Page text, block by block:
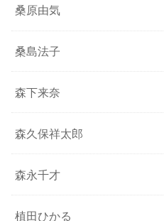
桑原由気
桑島法子
森下来奈
森久保祥太郎
森永千才
植田ひかる